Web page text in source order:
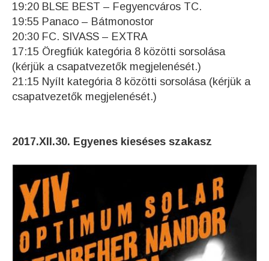
19:20 BLSE BEST – Fegyencváros TC.
19:55 Panaco – Bátmonostor
20:30 FC. SIVASS – EXTRA
17:15 Öregfiúk kategória 8 közötti sorsolása
(kérjük a csapatvezetők megjelenését.)
21:15 Nyílt kategória 8 közötti sorsolása (kérjük a
csapatvezetők megjelenését.)
2017.XII.30. Egyenes kieséses szakasz